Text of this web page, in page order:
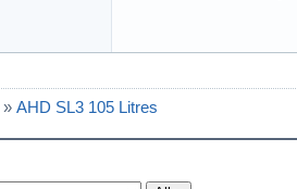
» AHD SL3 105 Litres